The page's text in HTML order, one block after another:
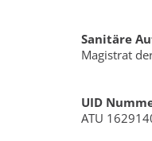
Sanitäre
Magistrat
UID
ATU